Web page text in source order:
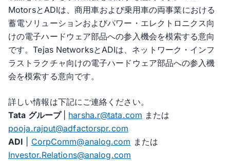
MotorsとADIは、商用車および乗用車の両事業における
蓄電ソリューションおよびパワー・エレクトロニクス向
けの電子ハードウェア部品への参入機会を模索する意向
です。Tejas NetworksとADIは、ネットワーク・インフ
ラストラクチャ向けの電子ハードウェア部品への参入機
会を模索する意向です。
詳しい情報は下記にご連絡ください。
Tata グループ
harsha.r@tata.com または
pooja.rajput@adfactorspr.com
ADI
CorpComm@analog.com または
Investor.Relations@analog.com